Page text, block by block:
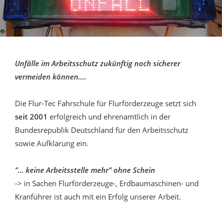
Unfälle im Arbeitsschutz zukünftig noch sicherer
vermeiden können....
Die Flur-Tec Fahrschule für Flurförderzeuge setzt sich
seit 2001 erfolgreich und ehrenamtlich in der
Bundesrepublik Deutschland für den Arbeitsschutz
sowie Aufklärung ein.
"... keine Arbeitsstelle mehr" ohne Schein
-> in Sachen Flurförderzeuge-, Erdbaumaschinen- und
Kranführer ist auch mit ein Erfolg unserer Arbeit.